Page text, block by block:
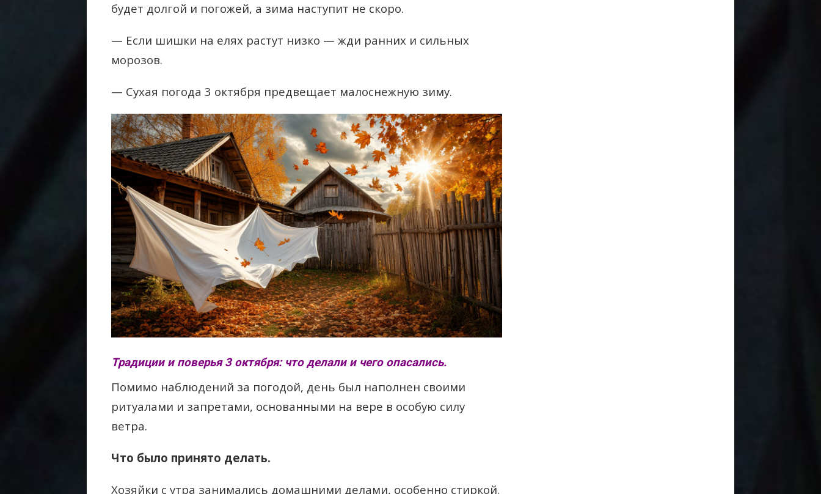
будет долгой и погожей, а зима наступит не скоро.
— Если шишки на елях растут низко — жди ранних и сильных
морозов.
— Сухая погода 3 октября предвещает малоснежную зиму.
Традиции и поверья 3 октября: что делали и чего опасались.
Помимо наблюдений за погодой, день был наполнен своими
ритуалами и запретами, основанными на вере в особую силу
ветра.
Что было принято делать.
Хозяйки с утра занимались домашними делами, особенно стиркой.